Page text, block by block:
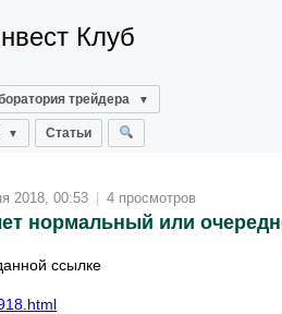
Клуб
трейдера
Статьи
2018, 00:53 | 4 просмотров
нормальный или
ссылке